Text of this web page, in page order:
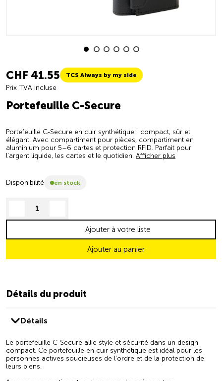
CHF 41.55 TCS Always by my side
Prix TVA incluse
Portefeuille C-Secure
Portefeuille C-Secure en cuir synthétique : compact, sûr et
élégant. Avec compartiment pour pièces, compartiment en
aluminium pour 5–6 cartes et protection RFID. Parfait pour
l’argent liquide, les cartes et le quotidien. Afficher plus
Disponibilité en stock
decrease quantity
Ajouter au panier
Ajouter à votre liste
Détails du produit
Détails
Le portefeuille C-Secure allie style et sécurité dans un design
compact. Ce portefeuille en cuir synthétique est idéal pour les
personnes actives soucieuses de l’ordre et de la protection de
leurs biens.